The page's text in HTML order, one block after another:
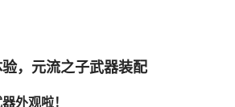
，元流之子武器装配
外观啦！